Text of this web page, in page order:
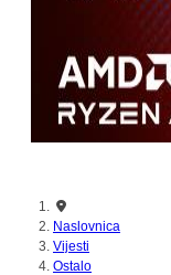
Naslovnica
Vijesti
Ostalo